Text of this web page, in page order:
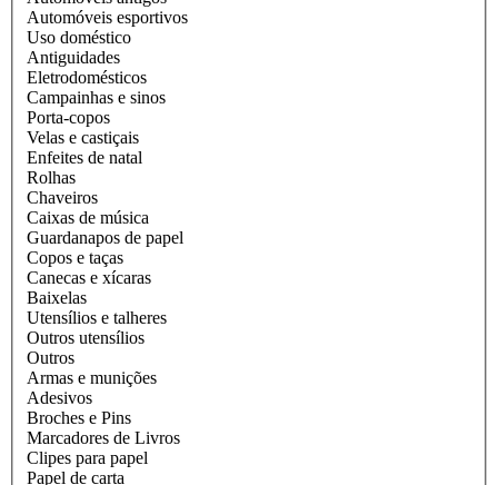
Automóveis esportivos
Uso doméstico
Antiguidades
Eletrodomésticos
Campainhas e sinos
Porta-copos
Velas e castiçais
Enfeites de natal
Rolhas
Chaveiros
Caixas de música
Guardanapos de papel
Copos e taças
Canecas e xícaras
Baixelas
Utensílios e talheres
Outros utensílios
Outros
Armas e munições
Adesivos
Broches e Pins
Marcadores de Livros
Clipes para papel
Papel de carta